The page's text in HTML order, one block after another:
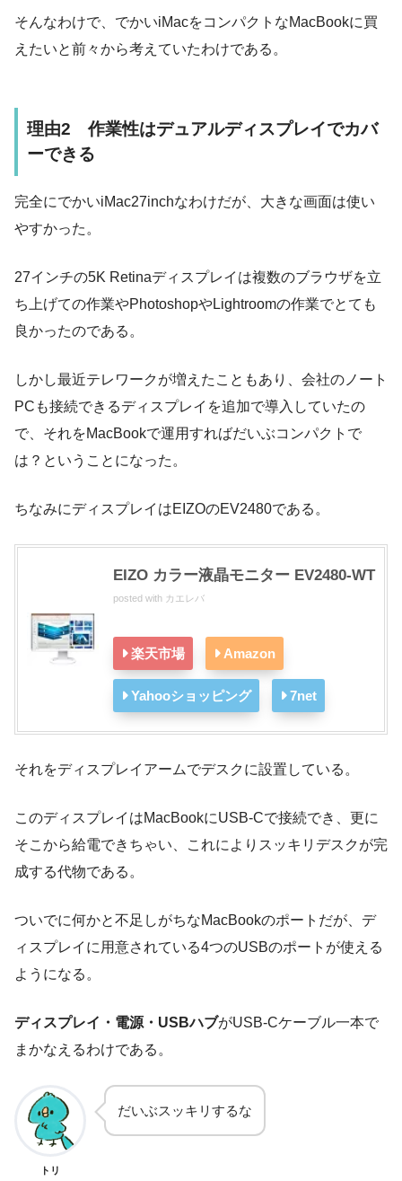
そんなわけで、でかいiMacをコンパクトなMacBookに買
えたいと前々から考えていたわけである。
理由2 作業性はデュアルディスプレイでカバ
ーできる
完全にでかいiMac27inchなわけだが、大きな画面は使い
やすかった。
27インチの5K Retinaディスプレイは複数のブラウザを立
ち上げての作業やPhotoshopやLightroomの作業でとても
良かったのである。
しかし最近テレワークが増えたこともあり、会社のノート
PCも接続できるディスプレイを追加で導入していたの
で、それをMacBookで運用すればだいぶコンパクトで
は？ということになった。
ちなみにディスプレイはEIZOのEV2480である。
EIZO カラー液晶モニター EV2480-WT
posted with カエレバ
楽天市場 Amazon
Yahooショッピング 7net
それをディスプレイアームでデスクに設置している。
このディスプレイはMacBookにUSB-Cで接続でき、更に
そこから給電できちゃい、これによりスッキリデスクが完
成する代物である。
ついでに何かと不足しがちなMacBookのポートだが、デ
ィスプレイに用意されている4つのUSBのポートが使える
ようになる。
ディスプレイ・電源・USBハブがUSB-Cケーブル一本で
まかなえるわけである。
トリ
だいぶスッキリするな